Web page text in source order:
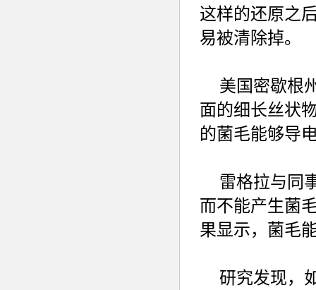
这样的还原之
易被清除掉。
美国密歇根
面的细长丝状
的菌毛能够导
雷格拉与同
而不能产生菌
果显示，菌毛
研究发现，